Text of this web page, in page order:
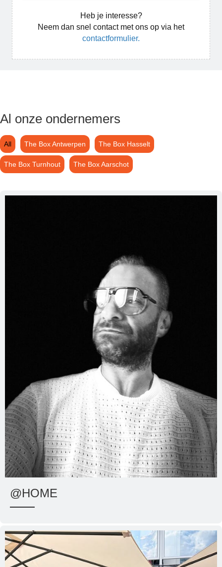
Heb je interesse?
Neem dan snel contact met ons op via het
contactformulier.
Al onze ondernemers
All The Box Antwerpen The Box Hasselt
The Box Turnhout The Box Aarschot
@HOME